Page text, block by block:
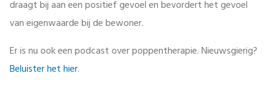
draagt bij aan een positief gevoel en bevordert het gevoel
van eigenwaarde bij de bewoner.
Er is nu ook een podcast over poppentherapie. Nieuwsgierig?
Beluister het hier.